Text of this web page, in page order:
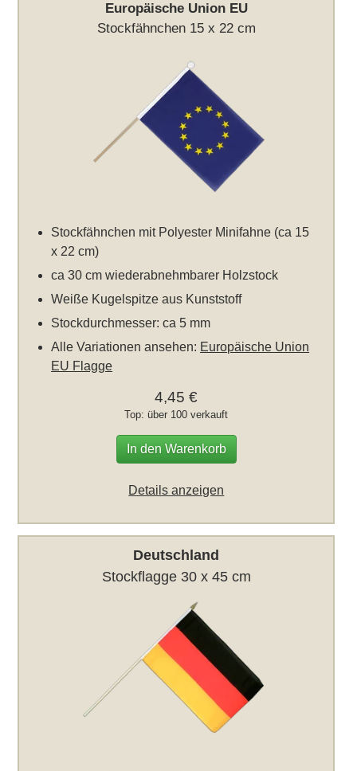
Europäische Union EU
Stockfähnchen 15 x 22 cm
Stockfähnchen mit Polyester Minifahne (ca 15
x 22 cm)
ca 30 cm wiederabnehmbarer Holzstock
Weiße Kugelspitze aus Kunststoff
Stockdurchmesser: ca 5 mm
Alle Variationen ansehen: Europäische Union
EU Flagge
4,45 €
Top: über 100 verkauft
In den Warenkorb
Details anzeigen
Deutschland
Stockflagge 30 x 45 cm